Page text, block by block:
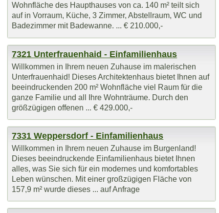
Wohnfläche des Haupthauses von ca. 140 m² teilt sich
auf in Vorraum, Küche, 3 Zimmer, Abstellraum, WC und
Badezimmer mit Badewanne. ... € 210.000,-
7321 Unterfrauenhaid - Einfamilienhaus
Willkommen in Ihrem neuen Zuhause im malerischen
Unterfrauenhaid! Dieses Architektenhaus bietet Ihnen auf
beeindruckenden 200 m² Wohnfläche viel Raum für die
ganze Familie und all Ihre Wohnträume. Durch den
größzügigen offenen ... € 429.000,-
7331 Weppersdorf - Einfamilienhaus
Willkommen in Ihrem neuen Zuhause im Burgenland!
Dieses beeindruckende Einfamilienhaus bietet Ihnen
alles, was Sie sich für ein modernes und komfortables
Leben wünschen. Mit einer großzügigen Fläche von
157,9 m² wurde dieses ... auf Anfrage